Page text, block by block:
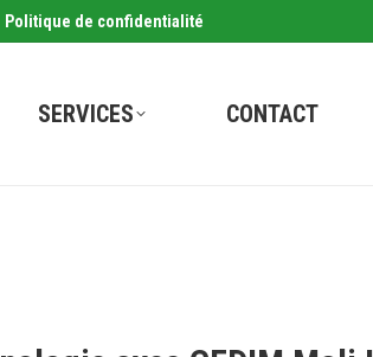
Politique de confidentialité
SERVICES CONTACT